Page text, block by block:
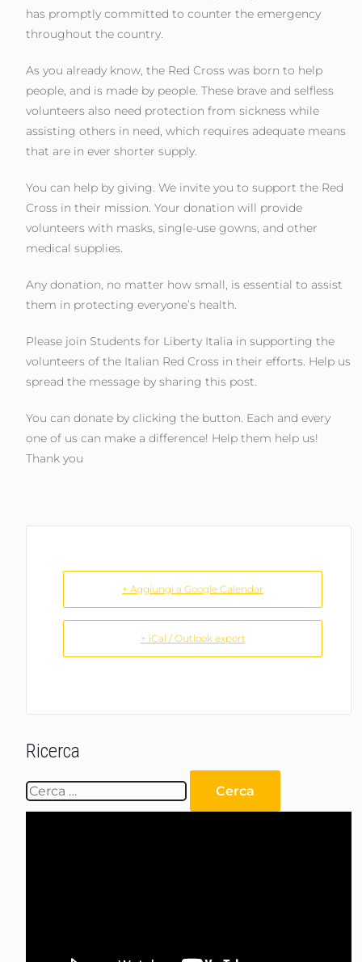
has promptly committed to counter the emergency
throughout the country.
As you already know, the Red Cross was born to help
people, and is made by people. These brave and selfless
volunteers also need protection from sickness while
assisting others in need, which requires adequate means
that are in ever shorter supply.
You can help by giving. We invite you to support the Red
Cross in their mission. Your donation will provide
volunteers with masks, single-use gowns, and other
medical supplies.
Any donation, no matter how small, is essential to assist
them in protecting everyone’s health.
Please join Students for Liberty Italia in supporting the
volunteers of the Italian Red Cross in their efforts. Help us
spread the message by sharing this post.
You can donate by clicking the button. Each and every
one of us can make a difference! Help them help us!
Thank you
+ Aggiungi a Google Calendar
+ iCal / Outlook export
Ricerca
Ricerca
per: